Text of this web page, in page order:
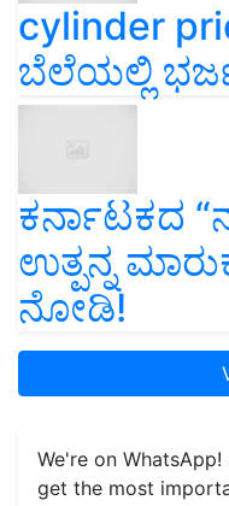
cylinder
ಬೆಲೆಯಲ್ಲಿ
ಕರ್ನಾಟಕದ
ಉತ್ಪನ್ನ
ನೋಡಿ!
We're on
get the most